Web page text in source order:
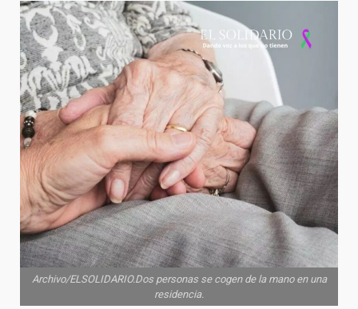
Archivo/ELSOLIDARIO.Dos personas se cogen de la mano en una
residencia.